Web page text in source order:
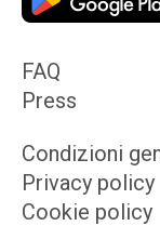
FAQ
Press
Condizioni
Privacy policy
Cookie policy